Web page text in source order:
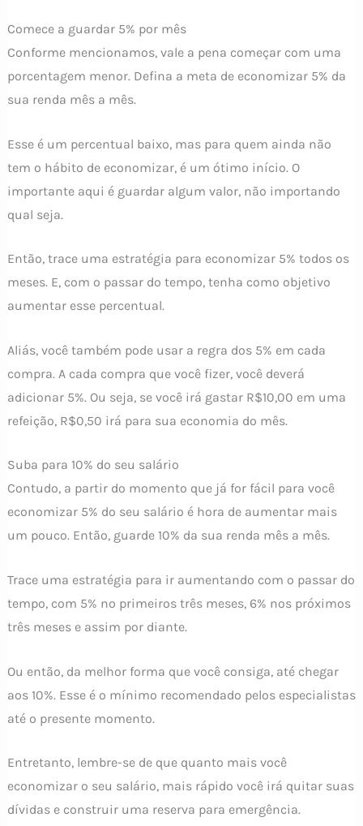
Comece a guardar 5% por mês
Conforme mencionamos, vale a pena começar com uma
porcentagem menor. Defina a meta de economizar 5% da
sua renda mês a mês.
Esse é um percentual baixo, mas para quem ainda não
tem o hábito de economizar, é um ótimo início. O
importante aqui é guardar algum valor, não importando
qual seja.
Então, trace uma estratégia para economizar 5% todos os
meses. E, com o passar do tempo, tenha como objetivo
aumentar esse percentual.
Aliás, você também pode usar a regra dos 5% em cada
compra. A cada compra que você fizer, você deverá
adicionar 5%. Ou seja, se você irá gastar R$10,00 em uma
refeição, R$0,50 irá para sua economia do mês.
Suba para 10% do seu salário
Contudo, a partir do momento que já for fácil para você
economizar 5% do seu salário é hora de aumentar mais
um pouco. Então, guarde 10% da sua renda mês a mês.
Trace uma estratégia para ir aumentando com o passar do
tempo, com 5% no primeiros três meses, 6% nos próximos
três meses e assim por diante.
Ou então, da melhor forma que você consiga, até chegar
aos 10%. Esse é o mínimo recomendado pelos especialistas
até o presente momento.
Entretanto, lembre-se de que quanto mais você
economizar o seu salário, mais rápido você irá quitar suas
dívidas e construir uma reserva para emergência.